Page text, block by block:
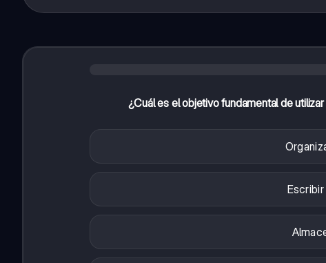
¿Cuál es el objetivo fundamental de